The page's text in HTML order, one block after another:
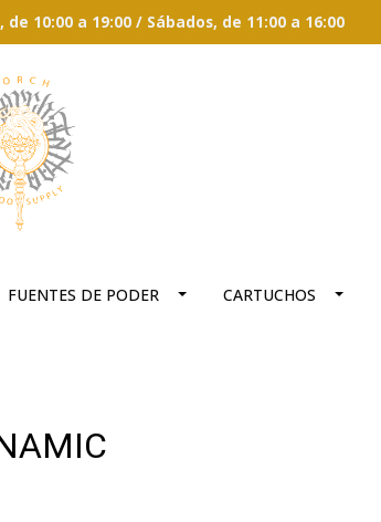
de 10:00 a 19:00 / Sábados, de 11:00 a 16:00
FUENTES DE PODER CARTUCHOS